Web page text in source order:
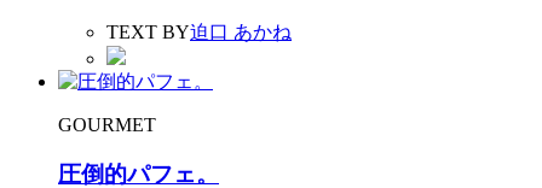
TEXT BY迫口 あかね
GOURMET
圧倒的パフェ。